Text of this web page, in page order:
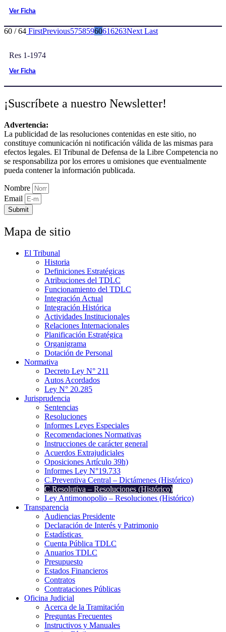
Ver Ficha
60 / 64 FirstPrevious57585960616263Next Last
Res 1-1974
Ver Ficha
¡Suscríbete a nuestro Newsletter!
Advertencia:
La publicidad de las resoluciones contenidas en este sitio, no
constituye comunicación ni notificación válida de las mismas para
efectos legales. El Tribunal de Defensa de la Libre Competencia no
se responsabiliza por los errores u omisiones que eventualmente
pueda contener la información publicada.
Nombre
Email
Submit
Mapa de sitio
El Tribunal
Historia
Definiciones Estratégicas
Atribuciones del TDLC
Funcionamiento del TDLC
Integración Actual
Integración Histórica
Actividades Institucionales
Relaciones Internacionales
Planificación Estratégica
Organigrama
Dotación de Personal
Normativa
Decreto Ley N° 211
Autos Acordados
Ley N° 20.285
Jurisprudencia
Sentencias
Resoluciones
Informes Leyes Especiales
Recomendaciones Normativas
Instrucciones de carácter general
Acuerdos Extrajudiciales
Oposiciones Artículo 39h)
Informes Ley N°19.733
C.Preventiva Central – Dictámenes (Histórico)
C.Resolutiva – Resoluciones (Histórico)
Ley Antimonopolio – Resoluciones (Histórico)
Transparencia
Audiencias Presidente
Declaración de Interés y Patrimonio
Estadísticas
Cuenta Pública TDLC
Anuarios TDLC
Presupuesto
Estados Financieros
Contratos
Contrataciones Públicas
Oficina Judicial
Acerca de la Tramitación
Preguntas Frecuentes
Instructivos y Manuales